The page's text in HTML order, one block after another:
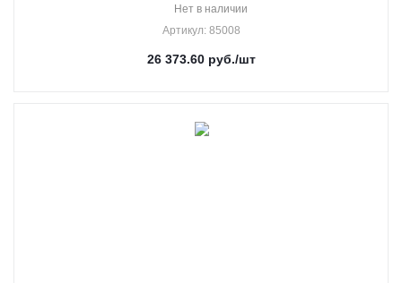
Нет в наличии
Артикул: 85008
26 373.60 руб./шт